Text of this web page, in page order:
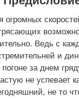
огромных
Ведь с
и
погоне за днем
не успевает
не то